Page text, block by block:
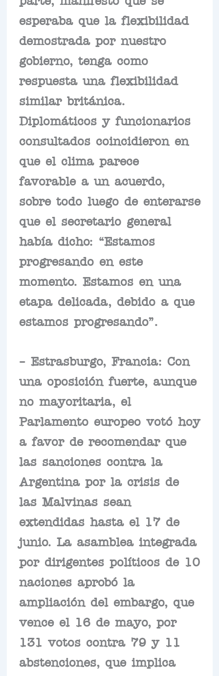
esperaba que la flexibilidad
demostrada por nuestro
gobierno, tenga como
respuesta una flexibilidad
similar británica.
Diplomáticos y funcionarios
consultados coincidieron en
que el clima parece
favorable a un acuerdo,
sobre todo luego de enterarse
que el secretario general
había dicho: “Estamos
progresando en este
momento. Estamos en una
etapa delicada, debido a que
estamos progresando”.
– Estrasburgo, Francia: Con
una oposición fuerte, aunque
no mayoritaria, el
Parlamento europeo votó hoy
a favor de recomendar que
las sanciones contra la
Argentina por la crisis de
las Malvinas sean
extendidas hasta el 17 de
junio. La asamblea integrada
por dirigentes políticos de 10
naciones aprobó la
ampliación del embargo, que
vence el 16 de mayo, por
131 votos contra 79 y 11
abstenciones, que implica